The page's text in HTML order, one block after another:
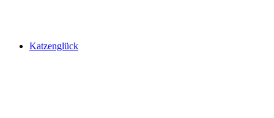
Katzenglück